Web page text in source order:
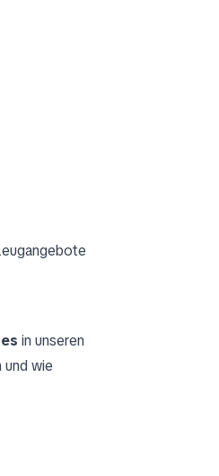
in unseren
und wie